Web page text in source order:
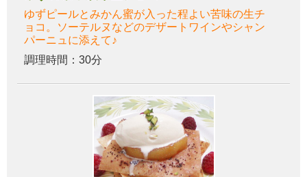
ゆずピールとみかん蜜が入った程よい苦味の生チ
ョコ。ソーテルヌなどのデザートワインやシャン
パーニュに添えて♪
調理時間：30分